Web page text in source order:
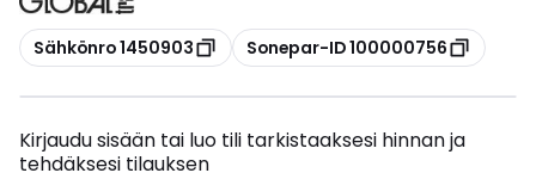
Kopioi
Sähkönro 1450903 Kopioi
Sonepar-ID 100000756
Kirjaudu sisään tai luo tili tarkistaaksesi hinnan ja
tehdäksesi tilauksen